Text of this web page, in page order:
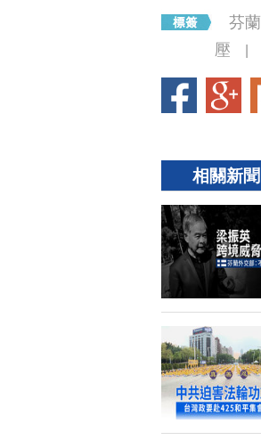
芬蘭
壓
相關新聞